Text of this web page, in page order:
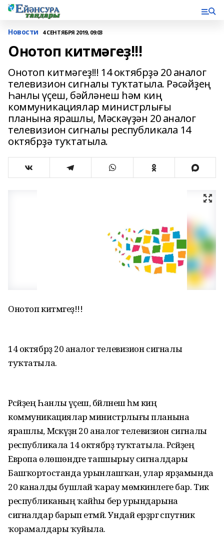
Новости 4 СЕНТЯБРЯ 2019, 09:03
Онотоп китмәгеҙ!!!
Онотоп китмәгеҙ!!! 14 октябрҙә 20 аналог
телевизион сигналы туҡтатыла. Рәсәйҙең
Һанлы үҫеш, бәйләнеш һәм киң
коммуникациялар министрлығы
планына ярашлы, Мәскәүҙән 20 аналог
телевизион сигналы республикала 14
октябрҙә туҡтатыла.
Онотоп китмәгеҙ!!!
14 октябрҙә 20 аналог телевизион сигналы
туҡтатыла.
Рәсәйҙең Һанлы үҫеш, бәйләнеш һәм киң
коммуникациялар министрлығы планына
ярашлы, Мәскәүҙән 20 аналог телевизион сигналы
республикала 14 октябрҙә туҡтатыла. Рәсәйҙең
Европа өлөшөндәге тапшырыу сигналдары
Башҡортостанда урынлашҡан, улар ярҙамында
20 каналды бушлай ҡарау мөмкинлеге бар. Тик
республиканың ҡайһы бер урындарына
сигналдар барып етмәй. Ундай ерҙәргә спутник
ҡорамалдары ҡуйыла.